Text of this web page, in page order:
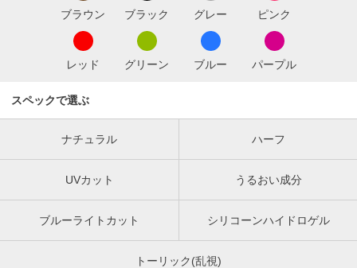
ブラウン ブラック グレー ピンク
レッド グリーン ブルー パープル
スペックで選ぶ
ナチュラル ハーフ
UVカット うるおい成分
ブルーライトカット シリコーンハイドロゲル
トーリック(乱視)